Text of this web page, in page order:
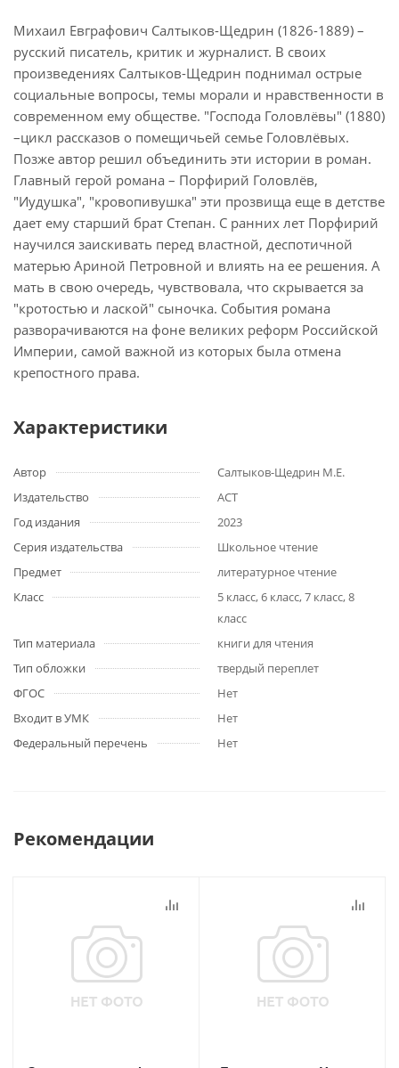
Михаил Евграфович Салтыков-Щедрин (1826-1889) –
русский писатель, критик и журналист. В своих
произведениях Салтыков-Щедрин поднимал острые
социальные вопросы, темы морали и нравственности в
современном ему обществе. "Господа Головлёвы" (1880)
–цикл рассказов о помещичьей семье Головлёвых.
Позже автор решил объединить эти истории в роман.
Главный герой романа – Порфирий Головлёв,
"Иудушка", "кровопивушка" эти прозвища еще в детстве
дает ему старший брат Степан. С ранних лет Порфирий
научился заискивать перед властной, деспотичной
матерью Ариной Петровной и влиять на ее решения. А
мать в свою очередь, чувствовала, что скрывается за
"кротостью и лаской" сыночка. События романа
разворачиваются на фоне великих реформ Российской
Империи, самой важной из которых была отмена
крепостного права.
Характеристики
Автор
Салтыков-Щедрин М.Е.
Издательство
АСТ
Год издания
2023
Серия издательства
Школьное чтение
Предмет
литературное чтение
Класс
5 класс, 6 класс, 7 класс, 8
класс
Тип материала
книги для чтения
Тип обложки
твердый переплет
ФГОС
Нет
Входит в УМК
Нет
Федеральный перечень
Нет
Рекомендации